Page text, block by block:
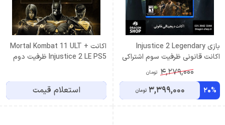
بازی Injustice 2 Legendary
اکانت قانونی ظرفیت سوم اشتراکی
4,279,000 تومان
20%
3,399,000 تومان
اكانت Mortal Kombat 11 ULT +
Injustice 2 LE PS5 ظرفيت دوم
استعلام قیمت